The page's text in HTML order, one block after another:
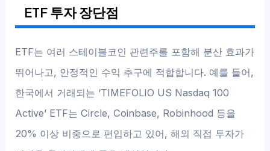
ETF 투자 장단점
ETF는 여러 스테이블코인 관련주를 포함해 분산 효과가
뛰어나고, 안정적인 수익 추구에 적합합니다. 예를 들어,
한국에서 거래되는 ‘TIMEFOLIO US Nasdaq 100
Active’ ETF는 Circle, Coinbase, Robinhood 등을
20% 이상 비중으로 편입하고 있어, 해외 직접 투자가